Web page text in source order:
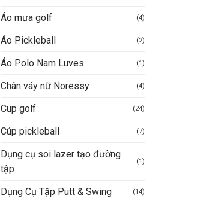
Áo mưa golf (4)
Áo Pickleball (2)
Áo Polo Nam Luves (1)
Chân váy nữ Noressy (4)
Cup golf (24)
Cúp pickleball (7)
Dụng cụ soi lazer tạo đường
tập
(1)
Dụng Cụ Tập Putt & Swing (14)